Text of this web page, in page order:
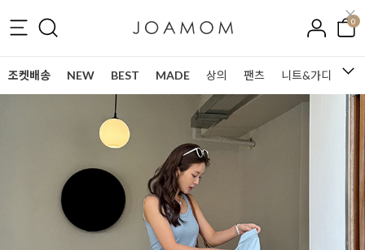
0
조켓배송 NEW BEST MADE 상의 팬츠 니트&가디건